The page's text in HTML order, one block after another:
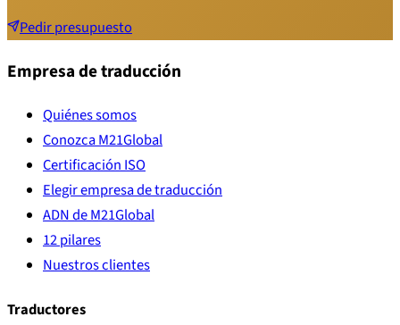
Pedir presupuesto
Empresa de traducción
Quiénes somos
Conozca M21Global
Certificación ISO
Elegir empresa de traducción
ADN de M21Global
12 pilares
Nuestros clientes
Traductores